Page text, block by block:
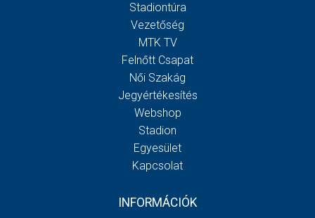
Stadiontúra
Vezetőség
MTK TV
Felnőtt Csapat
Női Szakág
Jegyértékesítés
Webshop
Stadion
Egyesület
Kapcsolat
INFORMÁCIÓK